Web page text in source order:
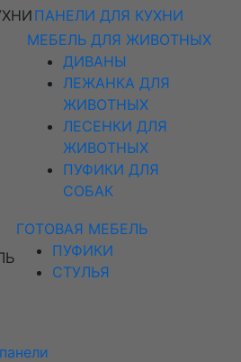
ПАНЕЛИ ДЛЯ КУХНИ
МЕБЕЛЬ ДЛЯ ЖИВОТНЫХ
ДИВАНЫ
ЛЕЖАНКА ДЛЯ
ЖИВОТНЫХ
ЛЕСЕНКИ ДЛЯ
ЖИВОТНЫХ
ПУФИКИ ДЛЯ
СОБАК
ГОТОВАЯ МЕБЕЛЬ
ПУФИКИ
СТУЛЬЯ